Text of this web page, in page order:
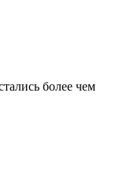
более чем